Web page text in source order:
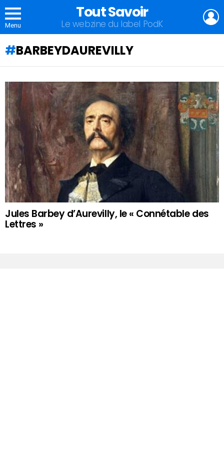
Menu
Tout Savoir
Le webzine du label PodK
BARBEYDAUREVILLY
QU'ALLEZ-
VOUS
APPRENDRE
AUJOURD'HUI
?
Jules Barbey d’Aurevilly, le « Connétable des
Lettres »